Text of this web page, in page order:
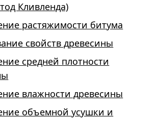
Кливленда)
растяжимости битума
свойств древесины
средней плотности
влажности древесины
объемной усушки и